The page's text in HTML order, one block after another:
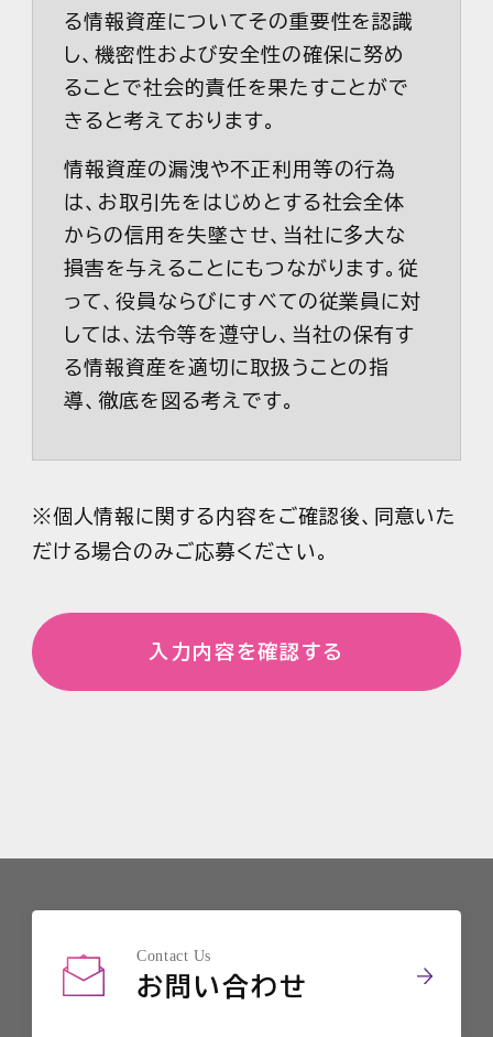
る情報資産についてその重要性を認識
し、機密性および安全性の確保に努め
ることで社会的責任を果たすことがで
きると考えております。
情報資産の漏洩や不正利用等の行為
は、お取引先をはじめとする社会全体
からの信用を失墜させ、当社に多大な
損害を与えることにもつながります。従
って、役員ならびにすべての従業員に対
しては、法令等を遵守し、当社の保有す
る情報資産を適切に取扱うことの指
導、徹底を図る考えです。
として掲げます。万が一情報資産の機
密性および安全性の損なわれる行為が
であります。
この方針の運用を図るため、以下の対
策を具体的に実施してまいります。なお
員、社員派遣会社社員がこの方針を遵
有するすべての情報資産の保護に努
め、社会的責任が果たせるよう法令遵
※個人情報に関する内容をご確認後、同意いた
だける場合のみご応募ください。
Contact Us
お問い合わせ